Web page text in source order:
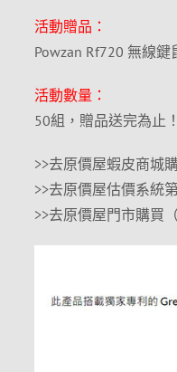
活動贈品：
Powzan Rf720 無線
活動數量：
50組，贈品送完為止！
>>去原價屋蝦皮商城
>>去原價屋估價系統
>>去原價屋門市購買（